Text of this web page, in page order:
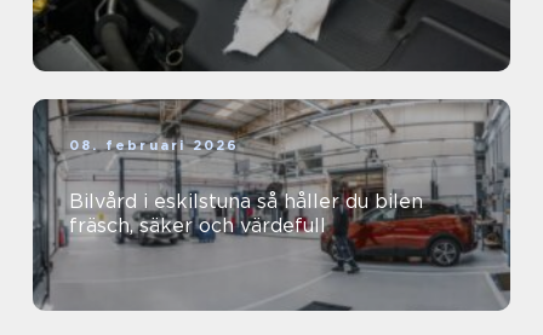
08. februari 2026
Bilvård i eskilstuna så håller du bilen
fräsch, säker och värdefull